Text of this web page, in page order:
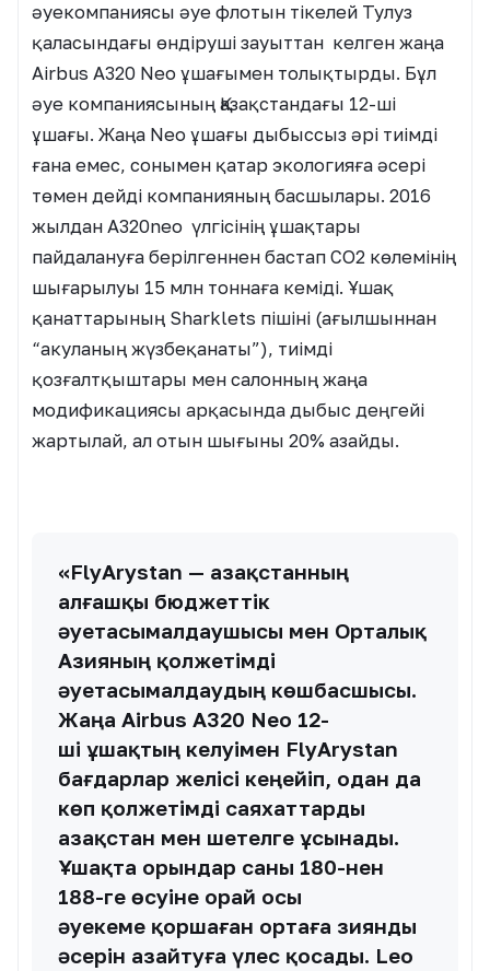
әуекомпаниясы әуе флотын тікелей Тулуз
қаласындағы өндіруші зауыттан келген жаңа
Airbus A320 Neo ұшағымен толықтырды. Бұл
әуе компаниясының Қазақстандағы 12-ші
ұшағы. Жаңа Neo ұшағы дыбыссыз әрі тиімді
ғана емес, сонымен қатар экологияға әсері
төмен дейді компанияның басшылары. 2016
жылдан A320neo үлгісінің ұшақтары
пайдалануға берілгеннен бастап CO2 көлемінің
шығарылуы 15 млн тоннаға кеміді. Ұшақ
қанаттарының Sharklets пішіні (ағылшыннан
“акуланың жүзбеқанаты”), тиімді
қозғалтқыштары мен салонның жаңа
модификациясы арқасында дыбыс деңгейі
жартылай, ал отын шығыны 20% азайды.
«FlyArystan — Қазақстанның
алғашқы бюджеттік
әуетасымалдаушысы мен Орталық
Азияның қолжетімді
әуетасымалдаудың көшбасшысы.
Жаңа Airbus A320 Neo 12-
ші ұшақтың келуімен FlyArystan
бағдарлар желісі кеңейіп, одан да
көп қолжетімді саяхаттарды
Қазақстан мен шетелге ұсынады.
Ұшақта орындар саны 180-нен
188-ге өсуіне орай осы
әуекеме қоршаған ортаға зиянды
әсерін азайтуға үлес қосады. Leo